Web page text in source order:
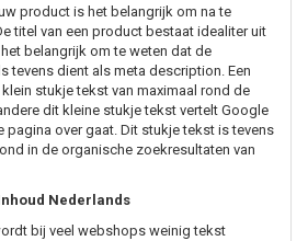
product is het belangrijk om na te
titel van een product bestaat idealiter uit
belangrijk om te weten dat de
tevens dient als meta description. Een
stukje tekst van maximaal rond de
dit kleine stukje tekst vertelt Google
over gaat. Dit stukje tekst is tevens
in de organische zoekresultaten van
Nederlands
bij veel webshops weinig tekst